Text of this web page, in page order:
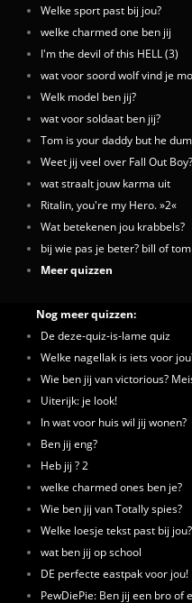
Welke sport past bij jou?
welke charmed one ben jij
I'm the devil of this HELL (3)
wat voor soord wolf vind je
Welk model ben jij?
wat voor soldaat ben jij?
Tom is your daddy but he
Weet jij veel over Fall Out Boy?
wat straalt jouw karma uit
Ritalin, you're my Hero. »2«
Wat betekenen jou krabbels?
bij wie pas je beter? bill of
Meer quizzen
Nog meer quizzen:
De deze-quiz-is-lame quiz
Welke nagellak is iets voor
Wie ben jij van victorious?
Uiterijk: je look!
In wat voor huis wil jij wonen?
Ben jij eng?
Heb jij ? 2
welke charmed ones ben je?
Wie ben jij van Totally spies?
Welke loesje tekst past bij jou?
wat ben jij op school
DE perfecte eastpak voor jou!
PewDiePie: Ben jij een bro of